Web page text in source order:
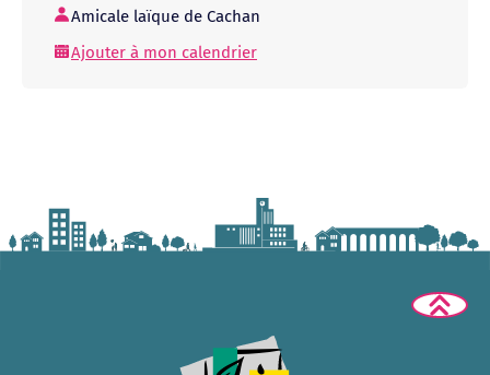
Amicale laïque de Cachan
Ajouter à mon calendrier